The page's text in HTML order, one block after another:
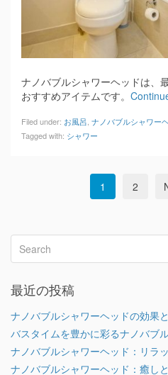
ナノバブルシャワーヘッドは、
おすすめアイテムです。
Filed under: お風呂 ナノバブルシャワー
Tagged with: シャワー
1 2
最近の投稿
ナノバブルシャワーヘッドの効果
バスタイムを豊かに彩るナノバブ
ナノバブルシャワーヘッド：リラ
ナノバブルシャワーヘッド：癒し